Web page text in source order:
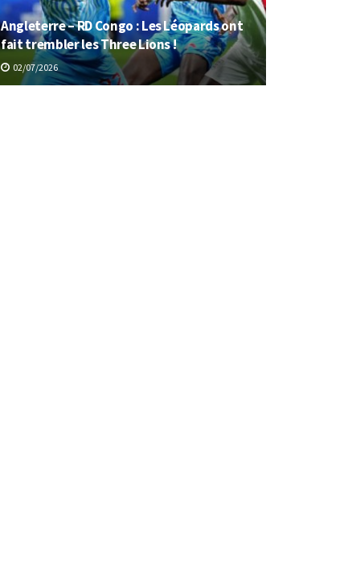
Angleterre – RD Congo : Les Léopards ont
fait trembler les Three Lions !
02/07/2026